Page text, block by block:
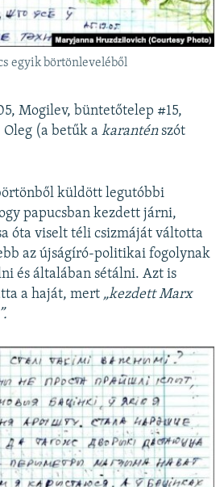
egyik börtönleveléből
Mogilev, büntetőtelep #15,
(a betűk a karanténszót
küldött legutóbbi
papucsban kezdett járni,
óta viselt téli csizmáját váltotta
az újságíró-politikai fogolynak
és általában sétálni. Azt is
a haját, mert „kezdett Marx